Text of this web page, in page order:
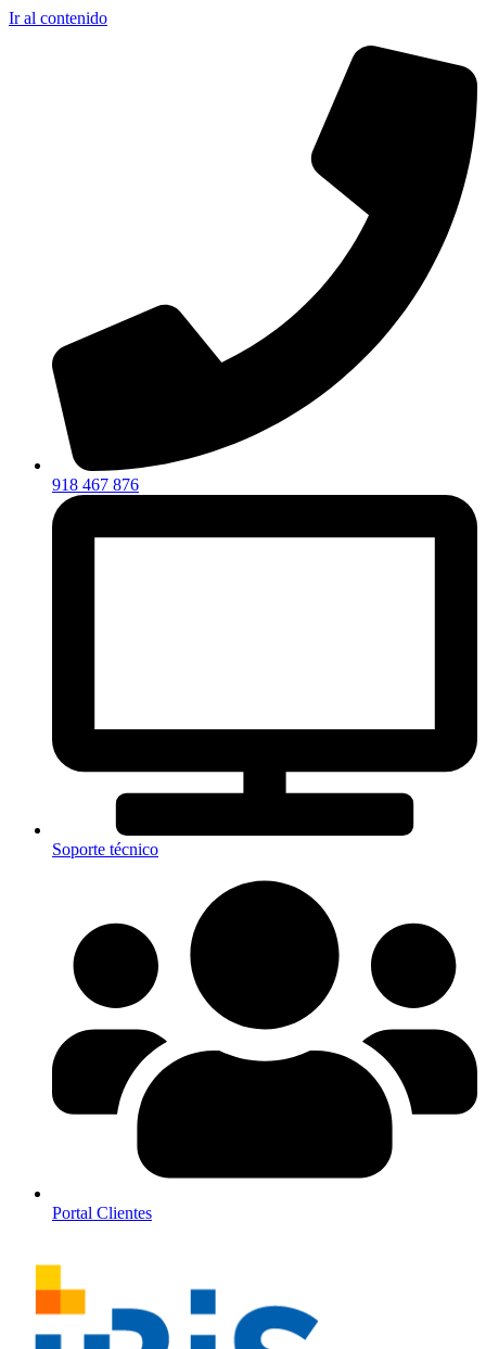
Ir al contenido
918 467 876
Soporte técnico
Portal Clientes